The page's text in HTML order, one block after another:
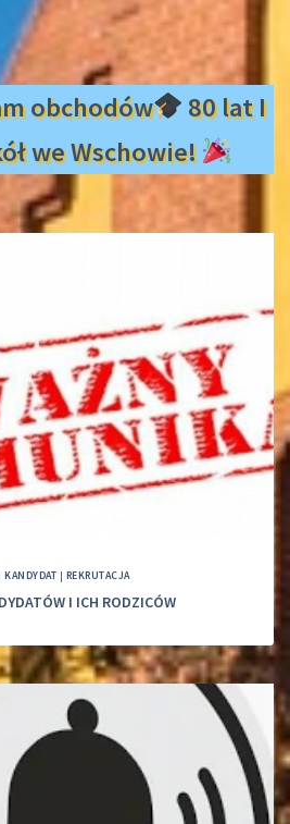
obchodów
80 lat I
we Wschowie!
|KANDYDAT | REKRUTACJA
I ICH RODZICÓW